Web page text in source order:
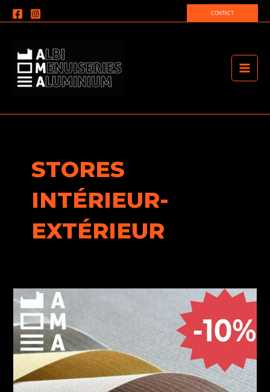
Aller
au
CONTACT
MAIN
STORES
INTÉRIEUR-
EXTÉRIEUR